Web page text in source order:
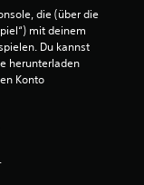
u
s
die (über die
mit deinem
Du kannst
herunterladen
Konto